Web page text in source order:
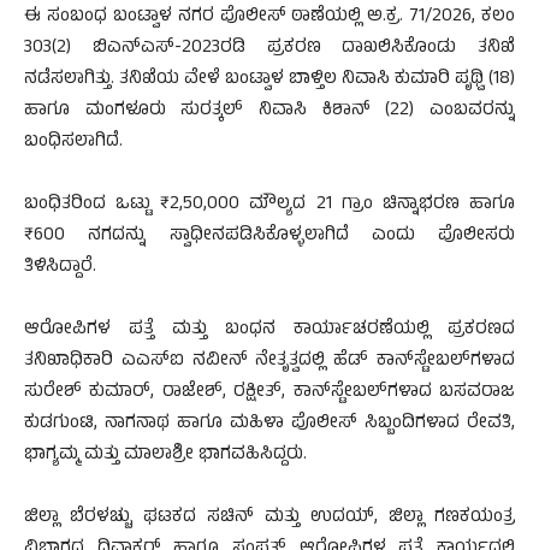
ಈ ಸಂಬಂಧ ಬಂಟ್ವಾಳ ನಗರ ಪೊಲೀಸ್ ಠಾಣೆಯಲ್ಲಿ ಅ.ಕ್ರ. 71/2026, ಕಲಂ
303(2) ಬಿಎನ್‌ಎಸ್-2023ರಡಿ ಪ್ರಕರಣ ದಾಖಲಿಸಿಕೊಂಡು ತನಿಖೆ
ನಡೆಸಲಾಗಿತ್ತು. ತನಿಖೆಯ ವೇಳೆ ಬಂಟ್ವಾಳ ಬಾಳ್ತಿಲ ನಿವಾಸಿ ಕುಮಾರಿ ಪೃಥ್ವಿ (18)
ಹಾಗೂ ಮಂಗಳೂರು ಸುರತ್ಕಲ್ ನಿವಾಸಿ ಕಿಶಾನ್ (22) ಎಂಬವರನ್ನು
ಬಂಧಿಸಲಾಗಿದೆ.
ಬಂಧಿತರಿಂದ ಒಟ್ಟು ₹2,50,000 ಮೌಲ್ಯದ 21 ಗ್ರಾಂ ಚಿನ್ನಾಭರಣ ಹಾಗೂ
₹600 ನಗದನ್ನು ಸ್ವಾಧೀನಪಡಿಸಿಕೊಳ್ಳಲಾಗಿದೆ ಎಂದು ಪೊಲೀಸರು
ತಿಳಿಸಿದ್ದಾರೆ.
ಆರೋಪಿಗಳ ಪತ್ತೆ ಮತ್ತು ಬಂಧನ ಕಾರ್ಯಾಚರಣೆಯಲ್ಲಿ ಪ್ರಕರಣದ
ತನಿಖಾಧಿಕಾರಿ ಎಎಸ್‌ಐ ನವೀನ್ ನೇತೃತ್ವದಲ್ಲಿ ಹೆಡ್ ಕಾನ್‌ಸ್ಟೇಬಲ್‌ಗಳಾದ
ಸುರೇಶ್ ಕುಮಾರ್, ರಾಜೇಶ್, ರಕ್ಷೀತ್, ಕಾನ್‌ಸ್ಟೇಬಲ್‌ಗಳಾದ ಬಸವರಾಜ
ಕುಡಗುಂಟಿ, ನಾಗನಾಥ ಹಾಗೂ ಮಹಿಳಾ ಪೊಲೀಸ್ ಸಿಬ್ಬಂದಿಗಳಾದ ರೇವತಿ,
ಭಾಗ್ಯಮ್ಮ ಮತ್ತು ಮಾಲಾಶ್ರೀ ಭಾಗವಹಿಸಿದ್ದರು.
ಜಿಲ್ಲಾ ಬೆರಳಚ್ಚು ಘಟಕದ ಸಚಿನ್ ಮತ್ತು ಉದಯ್, ಜಿಲ್ಲಾ ಗಣಕಯಂತ್ರ